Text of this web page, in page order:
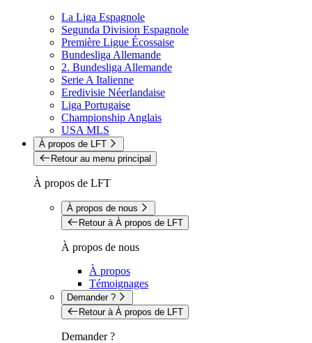
La Liga Espagnole
Segunda Division Espagnole
Première Ligue Écossaise
Bundesliga Allemande
2. Bundesliga Allemande
Serie A Italienne
Eredivisie Néerlandaise
Liga Portugaise
Championship Anglais
USA MLS
À propos de LFT
Retour au menu principal
À propos de LFT
À propos de nous
Retour à À propos de LFT
À propos de nous
À propos
Témoignages
Demander ?
Retour à À propos de LFT
Demander ?